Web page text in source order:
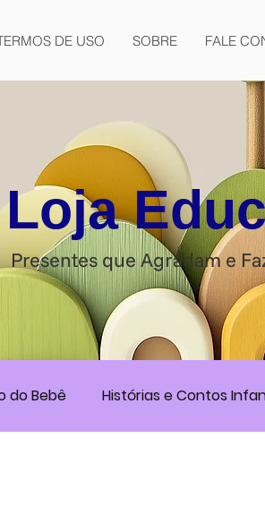
DE USO SOBRE FALE
Loja
Presentes que Agradam e
do Bebê Histórias e Contos